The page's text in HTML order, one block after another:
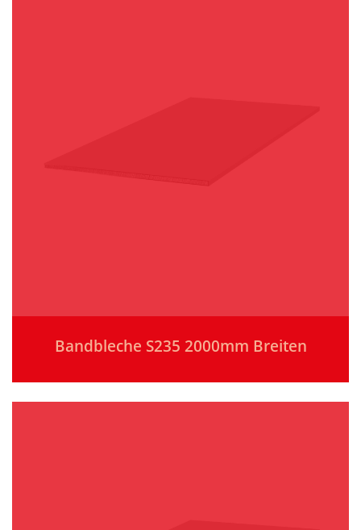
Bandbleche S235 2000mm Breiten